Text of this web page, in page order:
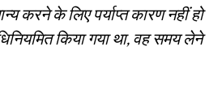
करने के लिए पर्याप्त कारण नहीं हो
किया गया था, वह समय लेने